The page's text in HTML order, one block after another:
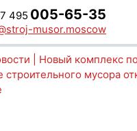
495 005-65-35
musor.moscow
Новый комплекс
строительного мусора